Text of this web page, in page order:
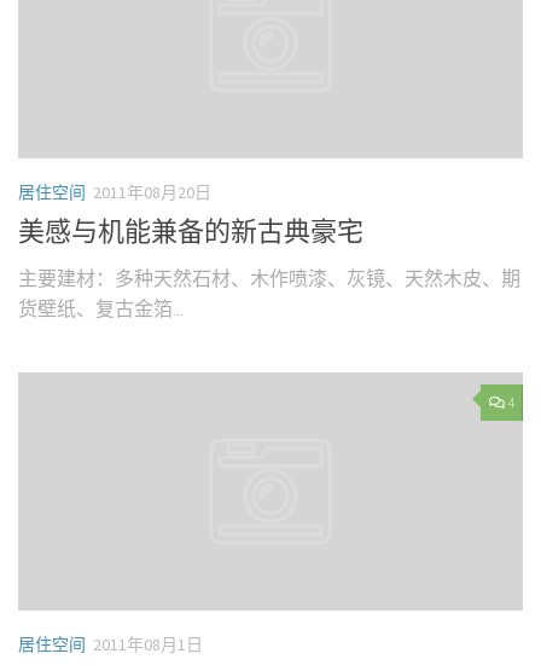
居住空间 2011年08月20日
美感与机能兼备的新古典豪宅
主要建材：多种天然石材、木作喷漆、灰镜、天然木皮、期
货壁纸、复古金箔...
4
居住空间 2011年08月1日